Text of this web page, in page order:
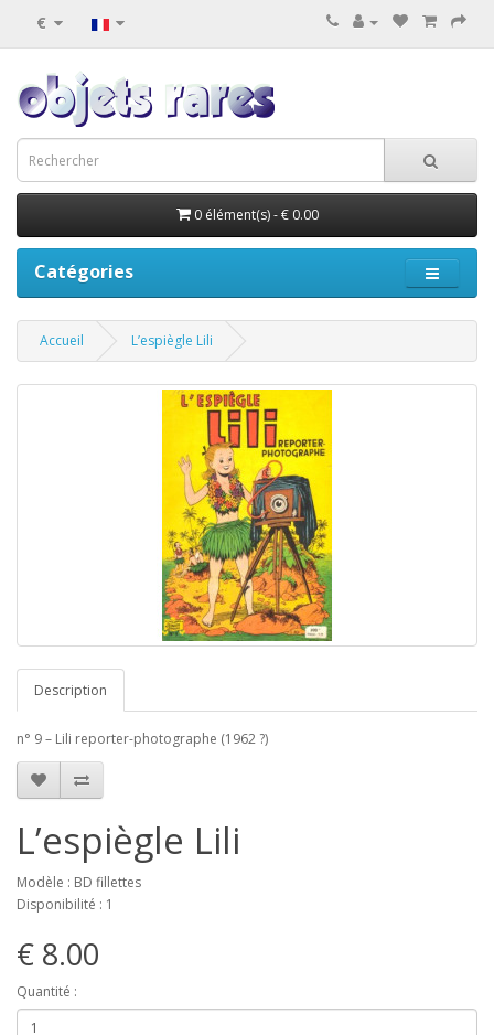
€
0 élément(s) - € 0.00
Catégories
Accueil L’espiègle Lili
Description
n° 9 – Lili reporter-photographe (1962 ?)
L’espiègle Lili
Modèle : BD fillettes
Disponibilité : 1
€ 8.00
Quantité :